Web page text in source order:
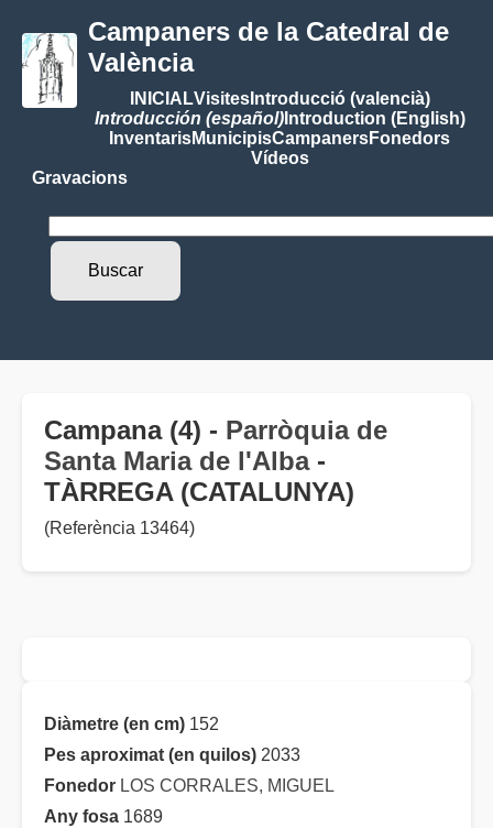
Campaners de la Catedral de
València
INICIALVisitesIntroducció (valencià)
Introducción (español)Introduction (English)
InventarisMunicipisCampanersFonedors
Vídeos
Gravacions
Campana (4) - Parròquia de
Santa Maria de l'Alba-
TÀRREGA (CATALUNYA)
(Referència 13464)
Diàmetre (en cm) 152
Pes aproximat (en quilos) 2033
Fonedor LOS CORRALES, MIGUEL
Any fosa 1689